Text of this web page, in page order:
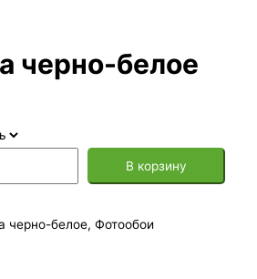
черно-белое
В корзину
черно-белое, Фотообои